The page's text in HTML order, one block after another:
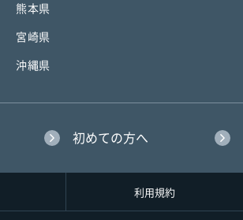
熊本県
宮崎県
沖縄県
初めての方へ
利用規約